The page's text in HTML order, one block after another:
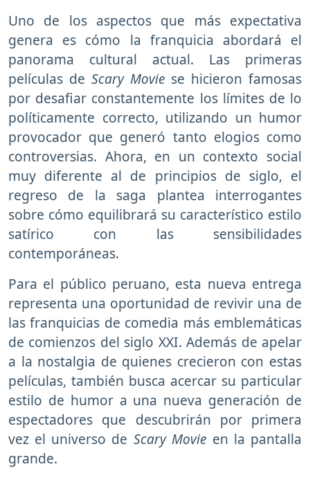
Uno de los aspectos que más expectativa
genera es cómo la franquicia abordará el
panorama cultural actual. Las primeras
películas de Scary Movie se hicieron famosas
por desafiar constantemente los límites de lo
políticamente correcto, utilizando un humor
provocador que generó tanto elogios como
controversias. Ahora, en un contexto social
muy diferente al de principios de siglo, el
regreso de la saga plantea interrogantes
sobre cómo equilibrará su característico estilo
satírico con las sensibilidades
contemporáneas.
Para el público peruano, esta nueva entrega
representa una oportunidad de revivir una de
las franquicias de comedia más emblemáticas
de comienzos del siglo XXI. Además de apelar
a la nostalgia de quienes crecieron con estas
películas, también busca acercar su particular
estilo de humor a una nueva generación de
espectadores que descubrirán por primera
vez el universo de Scary Movie en la pantalla
grande.